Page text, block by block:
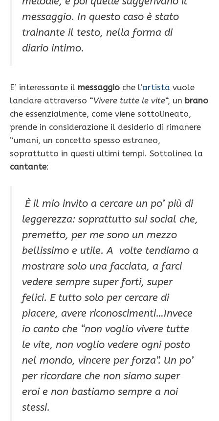
messaggio. In questo caso è stato
trainante il testo, nella forma di
diario intimo.
E’ interessante il messaggio che l’artista vuole
lanciare attraverso “Vivere tutte le vite“, un brano
che essenzialmente, come viene sottolineato,
prende in considerazione il desiderio di rimanere
“umani, un concetto spesso estraneo,
soprattutto in questi ultimi tempi. Sottolinea la
cantante:
È il mio invito a cercare un po’ più di
leggerezza: soprattutto sui social che,
premetto, per me sono un mezzo
bellissimo e utile. A volte tendiamo a
mostrare solo una facciata, a farci
vedere sempre super forti, super
felici. E tutto solo per cercare di
piacere, avere riconoscimenti…Invece
io canto che “non voglio vivere tutte
le vite, non voglio vedere ogni posto
nel mondo, vincere per forza”. Un po’
per ricordare che non siamo super
eroi e non bastiamo sempre a noi
stessi.